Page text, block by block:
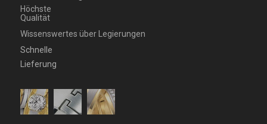
Höchste
Qualität
Wissenswertes über Legierungen
Schnelle
Lieferung